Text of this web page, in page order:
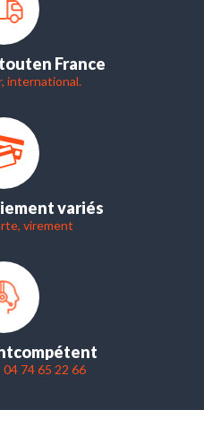
en France
international.
variés
virement
compétent
74 65 22 66